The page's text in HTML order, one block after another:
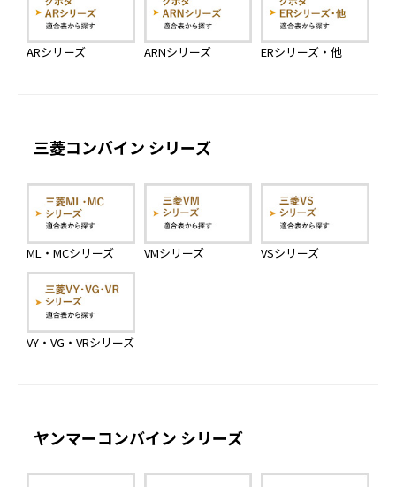
ARシリーズ ARNシリーズ ERシリーズ・他
三菱コンバイン シリーズ
ML・MCシリーズ VMシリーズ VSシリーズ
VY・VG・VRシリーズ
ヤンマーコンバイン シリーズ